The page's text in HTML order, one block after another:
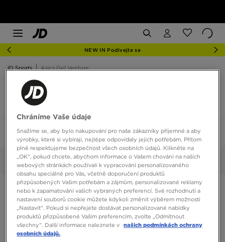
NEW IN Podívejte se
JD Sports Asics Gel Venture
Seřadit:Doporučené Filtrovat 1
Vybrané: Pánské
Chráníme Vaše údaje
Snažíme se, aby bylo nakupování pro naše zákazníky příjemné a aby
výrobky, které si vybírají, nejlépe odpovídaly jejich potřebám. Přitom
plně respektujeme bezpečnost všech osobních údajů. Klikněte na
„OK“, pokud chcete, abychom informace o Vašem chování na našich
webových stránkách používali k vypracování personalizovaného
obsahu speciálně pro Vás, včetně doporučení produktů
přizpůsobených Vašim potřebám a zájmům, personalizované reklamy
nebo k zapamatování vašich vybraných preferencí. Své rozhodnutí a
nastavení souborů cookie můžete kdykoli změnit výběrem možnosti
„Nastavit“. Pokud si nepřejete dostávat personalizované nabídky
produktů přizpůsobené Vašim preferencím, zvolte „Odmítnout
všechny“. Další informace naleznete v našich podmínkách ochrany
osobních údajů.